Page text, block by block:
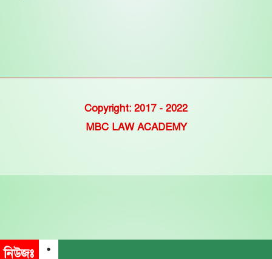
Copyright: 2017 - 2022
MBC LAW ACADEMY
নিউজঃ